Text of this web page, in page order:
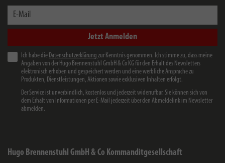
E-Mail
Jetzt Anmelden
Ich habe die Datenschutzerklärung zur Kenntnis genommen. Ich stimme zu, dass meine
Angaben von der Hugo Brennenstuhl GmbH & Co KG für den Erhalt des Newsletters
elektronisch erhoben und gespeichert werden und eine werbliche Ansprache zu
Produkten, Dienstleistungen, Aktionen sowie exklusiven Inhalten erfolgt.
Der Service ist unverbindlich, kostenlos und jederzeit widerrufbar. Sie können sich von
dem Erhalt von Informationen per E-Mail jederzeit über den Abmeldelink im Newsletter
abmelden.
Hugo Brennenstuhl GmbH & Co Kommanditgesellschaft